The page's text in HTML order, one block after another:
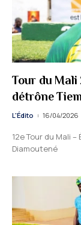
Tour du
détrône
L'Édito 16/04/2026
12e Tour du Mali
Diamoutené